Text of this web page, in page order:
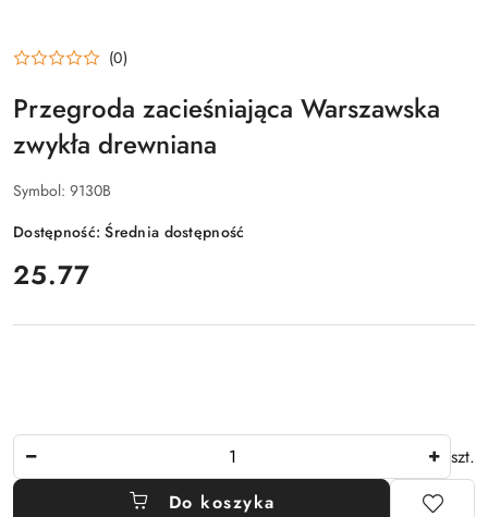
(0)
Przegroda zacieśniająca Warszawska
zwykła drewniana
Symbol: 9130B
Dostępność:Średnia dostępność
cena:
25.77
szt.
Do koszyka